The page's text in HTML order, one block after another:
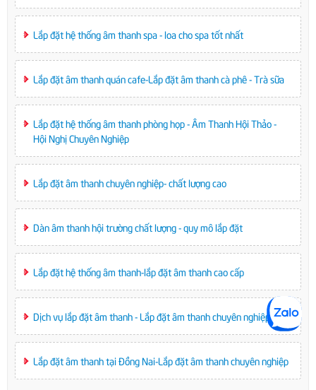
Lắp đặt hệ thống âm thanh spa - loa cho spa tốt nhất
Lắp đặt âm thanh quán cafe-Lắp đặt âm thanh cà phê - Trà sữa
Lắp đặt hệ thống âm thanh phòng họp - Âm Thanh Hội Thảo -
Hội Nghị Chuyên Nghiệp
Lắp đặt âm thanh chuyên nghiệp- chất lượng cao
Dàn âm thanh hội trường chất lượng - quy mô lắp đặt
Lắp đặt hệ thống âm thanh-lắp đặt âm thanh cao cấp
Dịch vụ lắp đặt âm thanh - Lắp đặt âm thanh chuyên nghiệp
Lắp đặt âm thanh tại Đồng Nai-Lắp đặt âm thanh chuyên nghiệp